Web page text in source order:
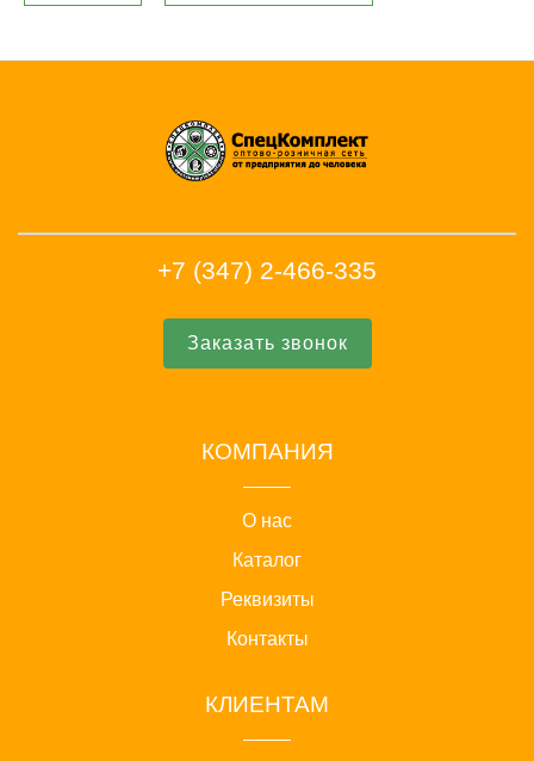
+7 (347) 2-466-335
Заказать звонок
КОМПАНИЯ
О нас
Каталог
Реквизиты
Контакты
КЛИЕНТАМ